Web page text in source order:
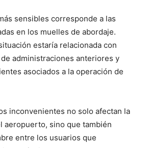
sensibles corresponde a las
en los muelles de abordaje.
estaría relacionada con
administraciones anteriores y
asociados a la operación de
inconvenientes no solo afectan la
aeropuerto, sino que también
entre los usuarios que